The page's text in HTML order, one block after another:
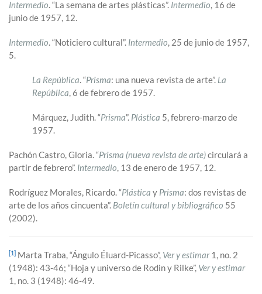
Intermedio. “La semana de artes plásticas”. Intermedio, 16 de
junio de 1957, 12.
Intermedio. “Noticiero cultural”. Intermedio, 25 de junio de 1957,
5.
La República. “Prisma: una nueva revista de arte”. La
República, 6 de febrero de 1957.
Márquez, Judith. “Prisma”. Plástica 5, febrero-marzo de
1957.
Pachón Castro, Gloria. “Prisma (nueva revista de arte)circulará a
partir de febrero”. Intermedio, 13 de enero de 1957, 12.
Rodríguez Morales, Ricardo. “Plástica y Prisma: dos revistas de
arte de los años cincuenta”. Boletín cultural y bibliográfico 55
(2002).
[1] Marta Traba, “Ángulo Éluard-Picasso”, Ver y estimar1, no. 2
(1948): 43-46; “Hoja y universo de Rodin y Rilke”, Ver y estimar
1, no. 3 (1948): 46-49.